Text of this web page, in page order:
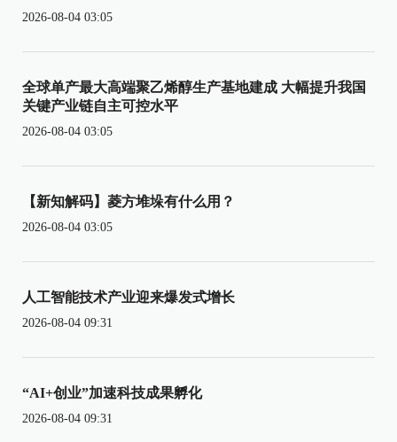
2026-08-04 03:05
全球单产最大高端聚乙烯醇生产基地建成 大幅提升我国
关键产业链自主可控水平
2026-08-04 03:05
【新知解码】菱方堆垛有什么用？
2026-08-04 03:05
人工智能技术产业迎来爆发式增长
2026-08-04 09:31
“AI+创业”加速科技成果孵化
2026-08-04 09:31